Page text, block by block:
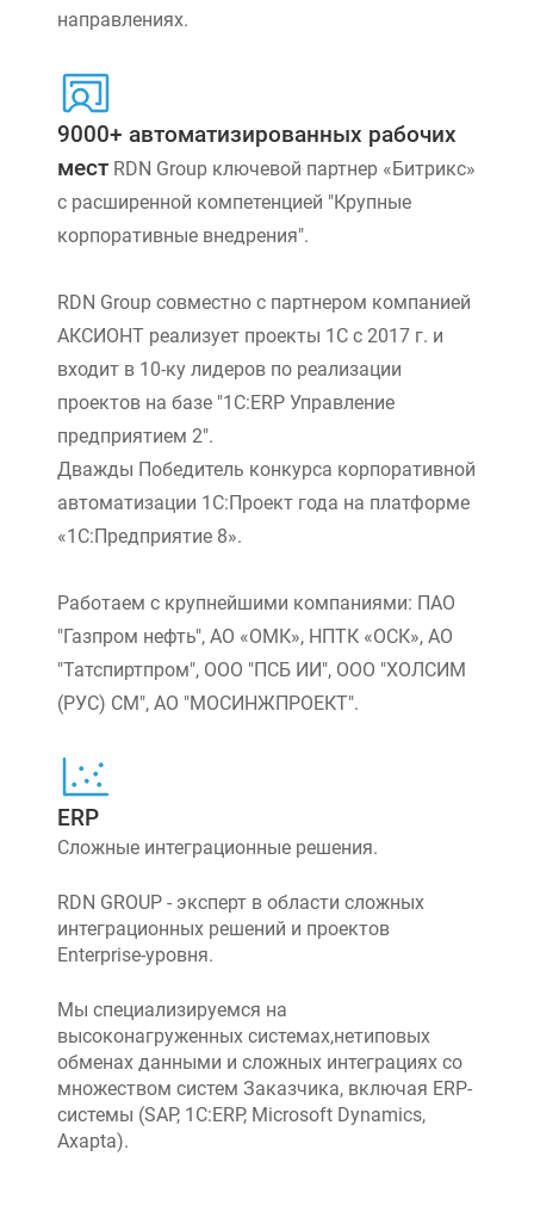
направлениях.
9000+ автоматизированных рабочих
мест RDN Group ключевой партнер «Битрикс»
с расширенной компетенцией "Крупные
корпоративные внедрения".
RDN Group совместно с партнером компанией
АКСИОНТ реализует проекты 1С с 2017 г. и
входит в 10-ку лидеров по реализации
проектов на базе "1С:ERP Управление
предприятием 2".
Дважды Победитель конкурса корпоративной
автоматизации 1С:Проект года на платформе
«1С:Предприятие 8».
Работаем с крупнейшими компаниями: ПАО
"Газпром нефть", АО «ОМК», НПТК «ОСК», АО
"Татспиртпром", ООО "ПСБ ИИ", ООО "ХОЛСИМ
(РУС) СМ", АО "МОСИНЖПРОЕКТ".
ERP
Сложные интеграционные решения.
RDN GROUP - эксперт в области сложных
интеграционных решений и проектов
Enterprise-уровня.
Мы специализируемся на
высоконагруженных системах,нетиповых
обменах данными и сложных интеграциях со
множеством систем Заказчика, включая ERP-
системы (SAP, 1C:ERP, Microsoft Dynamics,
Axapta).